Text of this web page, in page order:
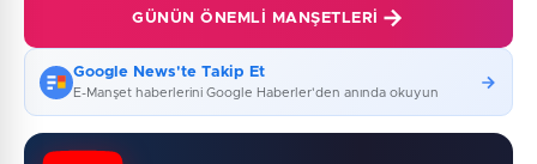
GÜNÜN ÖNEMLI MANŞETLERI
Google News'te Takip Et
E-Manşet haberlerini Google Haberler'den anında okuyun